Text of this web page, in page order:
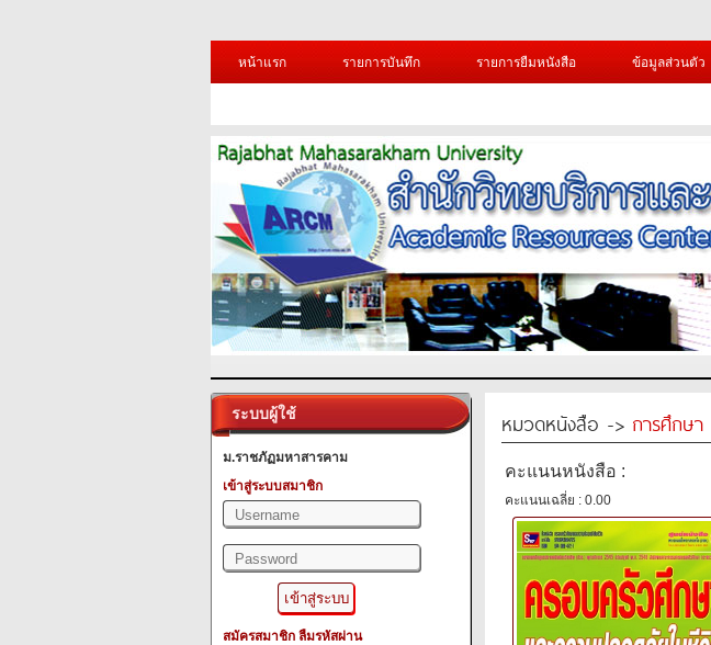
หน้าแรก
รายการบันทึก รายการยืมหนังสือ ข้อมูลส่วนตัว
ระบบผู้ใช้
ม.ราชภัฏมหาสารคาม
เข้าสู่ระบบสมาชิก
สมัครสมาชิก ลืมรหัสผ่าน
หมวดหนังสือ -> การศึกษา
คะแนนหนังสือ :
คะแนนเฉลี่ย : 0.00